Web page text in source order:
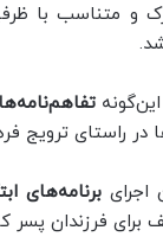
و متناسب با
راستای ترویج
اجرای برنامه‌های
فرزندان پسر